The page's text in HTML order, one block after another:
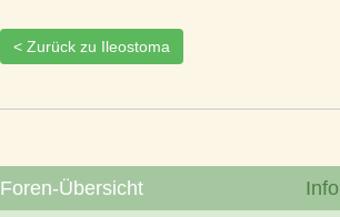
< Zurück zu Ileostoma
Foren-Übersicht Info